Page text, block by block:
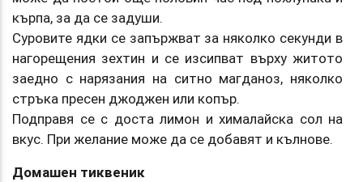
кърпа, за да се задуши.
Суровите ядки се запържват за няколко секунди в
нагорещения зехтин и се изсипват върху житото
заедно с нарязания на ситно магданоз, няколко
стръка пресен джоджен или копър.
Подправя се с доста лимон и хималайска сол на
вкус. При желание може да се добавят и кълнове.
Домашен тиквеник